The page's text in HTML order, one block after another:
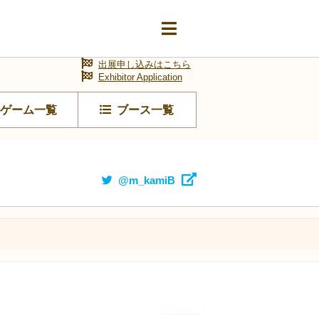
ゲーム一覧 ブース一覧
出展申し込みはこちら
Exhibitor Application
@m_kamiB